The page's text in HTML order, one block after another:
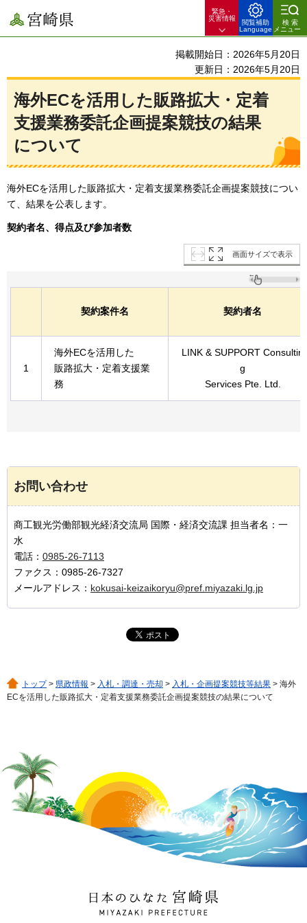
宮崎県
緊急・
災害情報
閲覧補助
Language
検索
メニュー
掲載開始日：2026年5月20日
更新日：2026年5月20日
海外ECを活用した販路拡大・定着
支援業務委託企画提案競技の結果
について
海外ECを活用した販路拡大・定着支援業務委託企画提案競技につい
て、結果を公表します。
契約者名、得点及び参加者数
画面サイズで表示
契約案件名 契約者名
1
海外ECを活用した
販路拡大・定着支援業
務
LINK & SUPPORT Consultin
g
Services Pte. Ltd.
お問い合わせ
商工観光労働部観光経済交流局 国際・経済交流課 担当者名：一
水
電話： 0985-26-7113
ファクス：0985-26-7327
メールアドレス： kokusai-keizaikoryu@pref.miyazaki.lg.jp
トップ> 県政情報 > 入札・調達・売却 > 入札・企画提案競技等結果 > 海外
ECを活用した販路拡大・定着支援業務委託企画提案競技の結果について
日本のひなた 宮崎県
MIYAZAKI PREFECTURE